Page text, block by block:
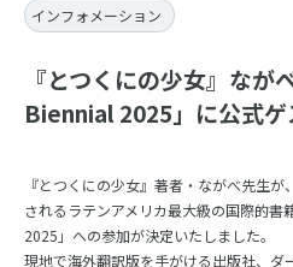
インフォメーション
『とつくにの少女』な
Biennial 2025」に公式ゲ
『とつくにの少女』著者・ながべ先生
されるラテンアメリカ最大級の国際的
2025」への参加が決定いたしました。
現地で海外翻訳版を手がける出版社、ダ